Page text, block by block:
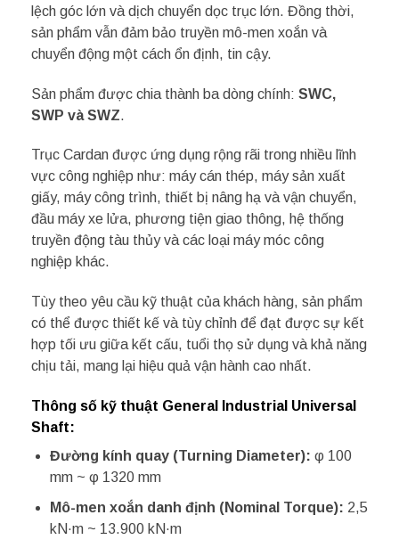
lệch góc lớn và dịch chuyển dọc trục lớn. Đồng thời,
sản phẩm vẫn đảm bảo truyền mô-men xoắn và
chuyển động một cách ổn định, tin cậy.
Sản phẩm được chia thành ba dòng chính: SWC,
SWP và SWZ.
Trục Cardan được ứng dụng rộng rãi trong nhiều lĩnh
vực công nghiệp như: máy cán thép, máy sản xuất
giấy, máy công trình, thiết bị nâng hạ và vận chuyển,
đầu máy xe lửa, phương tiện giao thông, hệ thống
truyền động tàu thủy và các loại máy móc công
nghiệp khác.
Tùy theo yêu cầu kỹ thuật của khách hàng, sản phẩm
có thể được thiết kế và tùy chỉnh để đạt được sự kết
hợp tối ưu giữa kết cấu, tuổi thọ sử dụng và khả năng
chịu tải, mang lại hiệu quả vận hành cao nhất.
Thông số kỹ thuật General Industrial Universal
Shaft:
Đường kính quay (Turning Diameter): φ 100
mm ~ φ 1320 mm
Mô-men xoắn danh định (Nominal Torque): 2,5
kN·m ~ 13.900 kN·m